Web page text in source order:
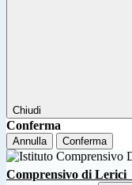
Chiudi
Conferma
Annulla Conferma
Comprensivo di Lerici